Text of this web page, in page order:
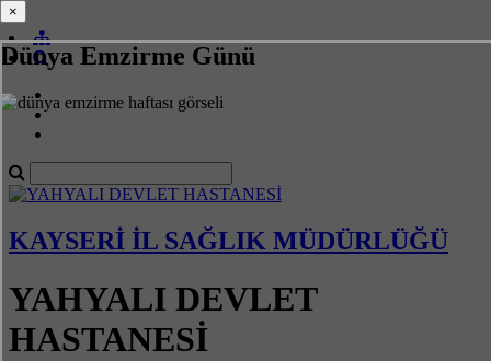
Dünya Emzirme Günü
KAYSERİ İL SAĞLIK MÜDÜRLÜĞÜ
YAHYALI DEVLET
HASTANESİ
×